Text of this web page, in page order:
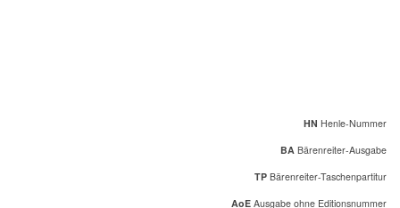
HN Henle-Nummer
BA Bärenreiter-Ausgabe
TP Bärenreiter-Taschenpartitur
AoE Ausgabe ohne Editionsnummer